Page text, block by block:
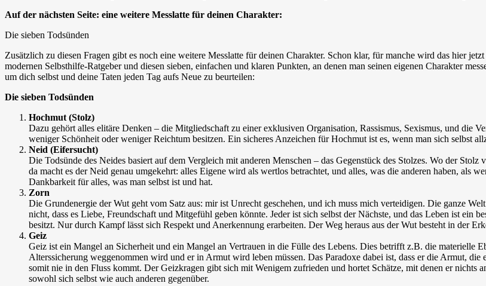
Auf der nächsten Seite: eine weitere Messlatte für deinen Charakter:
Die sieben Todsünden
Zusätzlich zu diesen Fragen gibt es noch eine weitere Messlatte für deinen Charakter. Schon klar, für manche wird das hier
modernen Selbsthilfe-Ratgeber und diesen sieben, einfachen und klaren Punkten, an denen man seinen eigenen Charakter
um dich selbst und deine Taten jeden Tag aufs Neue zu beurteilen:
Die sieben Todsünden
Hochmut (Stolz)
Dazu gehört alles elitäre Denken – die Mitgliedschaft zu einer exklusiven Organisation, Rassismus, Sexismus, und die
weniger Schönheit oder weniger Reichtum besitzen. Ein sicheres Anzeichen für Hochmut ist es, wenn man sich selbst
Neid (Eifersucht)
Die Todsünde des Neides basiert auf dem Vergleich mit anderen Menschen – das Gegenstück des Stolzes. Wo der
da macht es der Neid genau umgekehrt: alles Eigene wird als wertlos betrachtet, und alles, was die anderen haben, als
Dankbarkeit für alles, was man selbst ist und hat.
Zorn
Die Grundenergie der Wut geht vom Satz aus: mir ist Unrecht geschehen, und ich muss mich verteidigen. Die ganze
nicht, dass es Liebe, Freundschaft und Mitgefühl geben könnte. Jeder ist sich selbst der Nächste, und das Leben ist ein
besitzt. Nur durch Kampf lässt sich Respekt und Anerkennung erarbeiten. Der Weg heraus aus der Wut besteht in der
Geiz
Geiz ist ein Mangel an Sicherheit und ein Mangel an Vertrauen in die Fülle des Lebens. Dies betrifft z.B. die materielle
Alterssicherung weggenommen wird und er in Armut wird leben müssen. Das Paradoxe dabei ist, dass er die Armut,
somit nie in den Fluss kommt. Der Geizkragen gibt sich mit Wenigem zufrieden und hortet Schätze, mit denen er
sowohl sich selbst wie auch anderen gegenüber.